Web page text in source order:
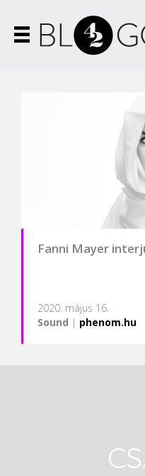
Fanni Mayer
2020. május 16.
Sound | phenom.hu